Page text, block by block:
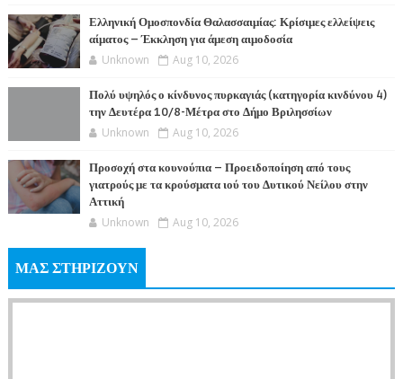
Ελληνική Ομοσπονδία Θαλασσαιμίας: Κρίσιμες ελλείψεις
αίματος – Έκκληση για άμεση αιμοδοσία
Unknown Aug 10, 2026
Πολύ υψηλός ο κίνδυνος πυρκαγιάς (κατηγορία κινδύνου 4)
την Δευτέρα 10/8-Μέτρα στο Δήμο Βριλησσίων
Unknown Aug 10, 2026
Προσοχή στα κουνούπια – Προειδοποίηση από τους
γιατρούς με τα κρούσματα ιού του Δυτικού Νείλου στην
Αττική
Unknown Aug 10, 2026
ΜΑΣ ΣΤΗΡΙΖΟΥΝ